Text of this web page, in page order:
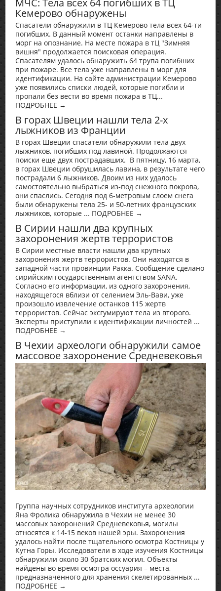
МЧС: Тела всех 64 погибших в ТЦ
Кемерово обнаружены
Спасатели обнаружили в ТЦ Кемерово тела всех 64-ти
погибших. В данный момент останки направлены в
морг на опознание. На месте пожара в тЦ "Зимняя
вишня" продолжается поисковая операция.
Спасателям удалось обнаружить 64 трупа погибших
при пожаре. Все тела уже направлены в морг для
идентификации. На сайте администрации Кемерово
уже появились списки людей, которые погибли и
пропали без вести во время пожара в ТЦ...
ПОДРОБНЕЕ →
В горах Швеции нашли тела 2-х
лыжников из Франции
В горах Швеции спасатели обнаружили тела двух
лыжников, погибших под лавиной. Продолжаются
поиски еще двух пострадавших. В пятницу, 16 марта,
в горах Швеции обрушилась лавина, в результате чего
пострадали 6 лыжников. Двоим из них удалось
самостоятельно выбраться из-под снежного покрова,
они спаслись. Сегодня под 6-метровым слоем снега
были обнаружены тела 25- и 50-летних французских
лыжников, которые ... ПОДРОБНЕЕ →
В Сирии нашли два крупных
захоронения жертв террористов
В Сирии местные власти нашли два крупных
захоронения жертв террористов. Они находятся в
западной части провинции Ракка. Сообщение сделано
сирийским государственным агентством SANA.
Согласно его информации, из одного захоронения,
находящегося вблизи от селением Эль-Вави, уже
произошло извлечение останков 115 жертв
террористов. Сейчас эксгумируют тела из второго.
Эксперты приступили к идентификации личностей ...
ПОДРОБНЕЕ →
В Чехии археологи обнаружили самое
массовое захоронение Средневековья
Группа научных сотрудников института археологии
Яна Фролика обнаружила в Чехии не менее 30
массовых захоронений Средневековья, могилы
относятся к 14-15 веков нашей эры. Захоронения
удалось найти после тщательного осмотра Костницы у
Кутна Горы. Исследователи в ходе изучения Костницы
обнаружили около 30 братских могил. Объекты
найдены во время осмотра оссуария – места,
предназначенного для хранения скелетированных ...
ПОДРОБНЕЕ →